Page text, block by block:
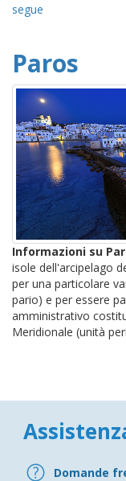
segue
Paros
Informazioni su
isole dell'arcipelago
per una particolare
pario) e per essere
amministrativo
Meridionale (unità
Domande